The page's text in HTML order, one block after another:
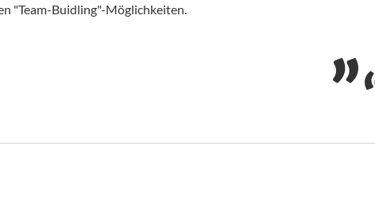
"Team-Buidling"-Möglichkeiten.